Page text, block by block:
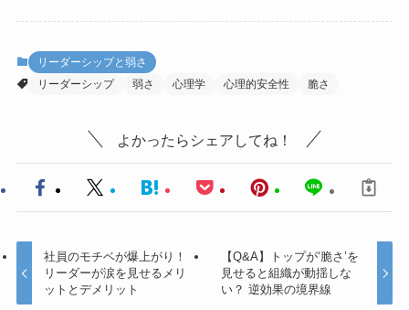
リーダーシップと弱さ
リーダーシップ
弱さ 心理学 心理的安全性 脆さ
よかったらシェアしてね！
社員のモチベが爆上がり！
リーダーが涙を見せるメリ
ットとデメリット
【Q&A】トップが‘脆さ’を
見せると組織が動揺しな
い？ 逆効果の境界線